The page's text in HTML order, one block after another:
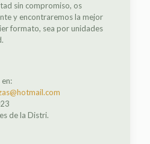
sin compromiso, os
y encontraremos la mejor
formato, sea por unidades
de la Distri.